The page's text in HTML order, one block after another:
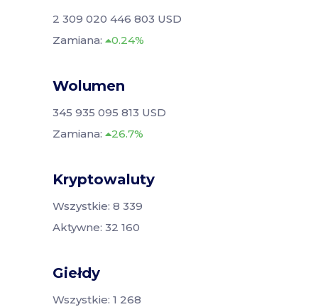
2 309 020 446 803 USD
Zamiana:
0.24%
Wolumen
345 935 095 813 USD
Zamiana:
26.7%
Kryptowaluty
Wszystkie: 8 339
Aktywne: 32 160
Giełdy
Wszystkie: 1 268